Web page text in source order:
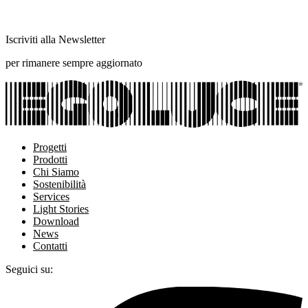
Iscriviti alla Newsletter
per rimanere sempre aggiornato
Progetti
Prodotti
Chi Siamo
Sostenibilità
Services
Light Stories
Download
News
Contatti
Seguici su: